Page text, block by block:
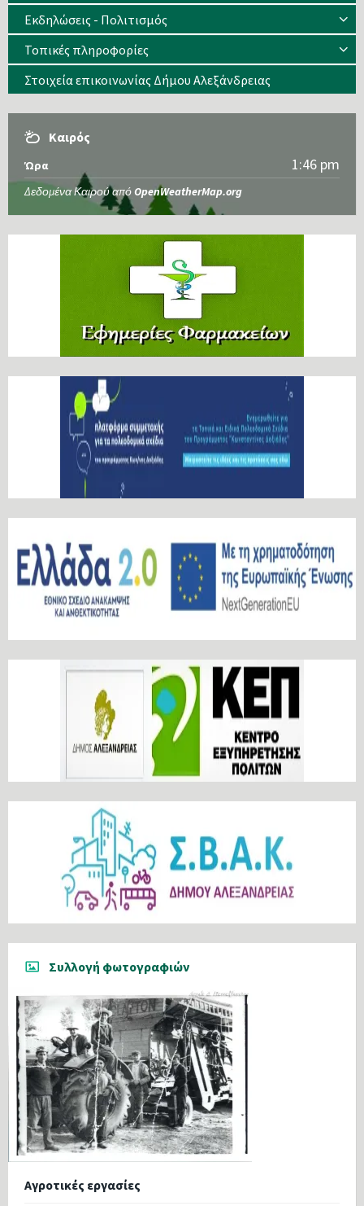
Εκδηλώσεις - Πολιτισμός
Τοπικές πληροφορίες
Στοιχεία επικοινωνίας Δήμου Αλεξάνδρειας
Καιρός
Ώρα 1:46 pm
Δεδομένα Καιρού από OpenWeatherMap.org
Συλλογή φωτογραφιών
Αγροτικές εργασίες